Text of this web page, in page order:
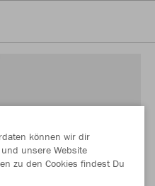
können wir dir
unsere Website
zu den Cookies findest Du